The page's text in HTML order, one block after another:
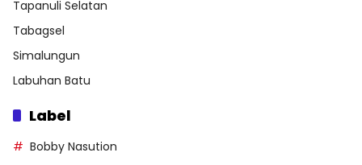
Tapanuli Selatan
Tabagsel
Simalungun
Labuhan Batu
Label
Bobby Nasution